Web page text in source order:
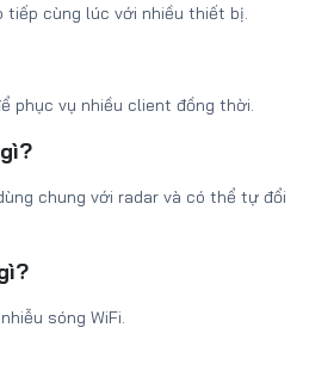
tiếp cùng lúc với nhiều thiết bị.
phục vụ nhiều client đồng thời.
chung với radar và có thể tự đổi
sóng WiFi.